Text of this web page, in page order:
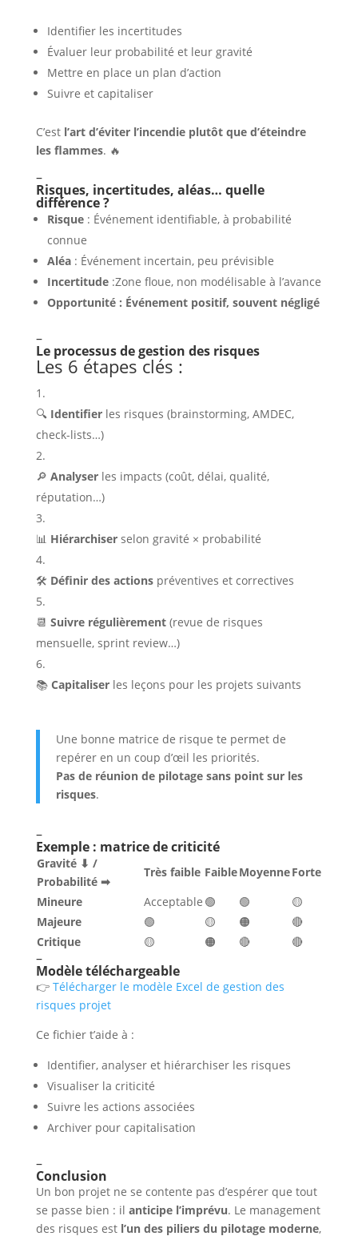
Identifier les incertitudes
Évaluer leur probabilité et leur gravité
Mettre en place un plan d’action
Suivre et capitaliser
C’est l’art d’éviter l’incendie plutôt que d’éteindre
les flammes. 🔥
–
Risques, incertitudes, aléas… quelle
différence ?
Risque: Événement identifiable, à probabilité
connue
Aléa: Événement incertain, peu prévisible
Incertitude:Zone floue, non modélisable à l’avance
Opportunité : Événement positif, souvent négligé
–
Le processus de gestion des risques
Les 6 étapes clés :
🔍 Identifierles risques (brainstorming, AMDEC,
check-lists…)
🔎 Analyserles impacts (coût, délai, qualité,
réputation…)
📊 Hiérarchiserselon gravité × probabilité
🛠️ Définir des actionspréventives et correctives
📆 Suivre régulièrement(revue de risques
mensuelle, sprint review…)
📚 Capitaliserles leçons pour les projets suivants
Une bonne matrice de risque te permet de
repérer en un coup d’œil les priorités.
Pas de réunion de pilotage sans point sur les
risques.
–
Exemple : matrice de criticité
Gravité ⬇ /
Probabilité ➡
Très faible FaibleMoyenneForte
Mineure
Acceptable 🟢 🟢
🟡
Majeure
🟢 🟡 🟠
🔴
Critique
🟡 🟠 🔴 🔴
–
Modèle téléchargeable
👉Télécharger le modèle Excel de gestion des
risques projet
Ce fichier t’aide à :
Identifier, analyser et hiérarchiser les risques
Visualiser la criticité
Suivre les actions associées
Archiver pour capitalisation
–
Conclusion
Un bon projet ne se contente pas d’espérer que tout
se passe bien : il anticipe l’imprévu. Le management
des risques est l’un des piliers du pilotage moderne,